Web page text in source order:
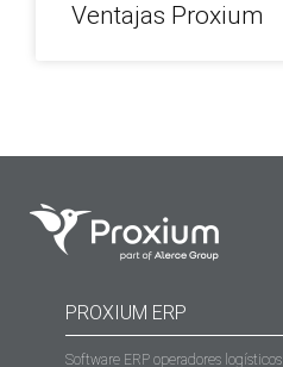
Ventajas Proxium
PROXIUM ERP
Software ERP operadores logísticos